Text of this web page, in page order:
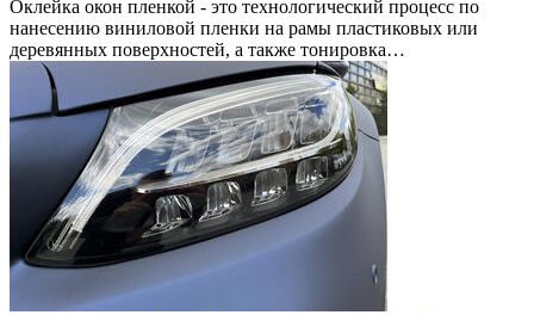
Оклейка окон пленкой - это технологический процесс по
нанесению виниловой пленки на рамы пластиковых или
деревянных поверхностей, а также тонировка…